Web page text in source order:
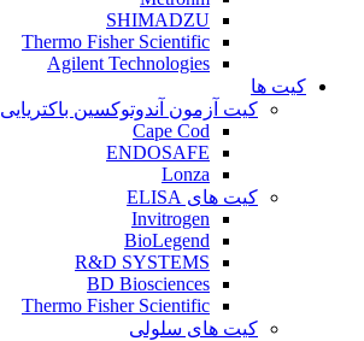
SHIMADZU
Thermo Fisher Scientific
Agilent Technologies
کیت ها
کیت آزمون آندوتوکسین باکتریایی
Cape Cod
ENDOSAFE
Lonza
کیت‌ های ELISA
Invitrogen
BioLegend
R&D SYSTEMS
BD Biosciences
Thermo Fisher Scientific
کیت‌ های سلولی